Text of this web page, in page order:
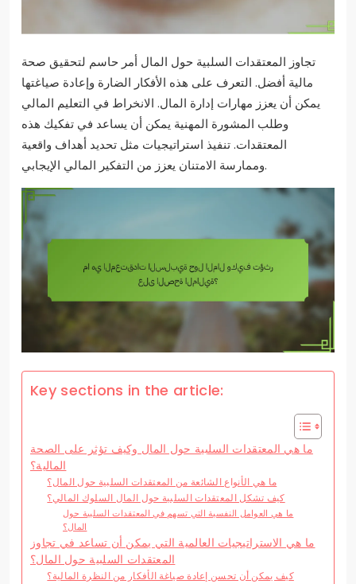
تجاوز المعتقدات السلبية حول المال أمر حاسم لتحقيق صحة
مالية أفضل. التعرف على هذه الأفكار الضارة وإعادة صياغتها
يمكن أن يعزز مهارات إدارة المال. الانخراط في التعليم المالي
وطلب المشورة المهنية يمكن أن يساعد في تفكيك هذه
المعتقدات. تنفيذ استراتيجيات مثل تحديد أهداف واقعية
وممارسة الامتنان يعزز من التفكير المالي الإيجابي.
Key sections in the article:
ما هي المعتقدات السلبية حول المال وكيف تؤثر على الصحة
المالية؟
ما هي الأنواع الشائعة من المعتقدات السلبية حول المال؟
كيف تشكل المعتقدات السلبية حول المال السلوك المالي؟
ما هي العوامل النفسية التي تسهم في المعتقدات السلبية حول
المال؟
ما هي الاستراتيجيات العالمية التي يمكن أن تساعد في تجاوز
المعتقدات السلبية حول المال؟
كيف يمكن أن تحسن إعادة صياغة الأفكار من النظرة المالية؟